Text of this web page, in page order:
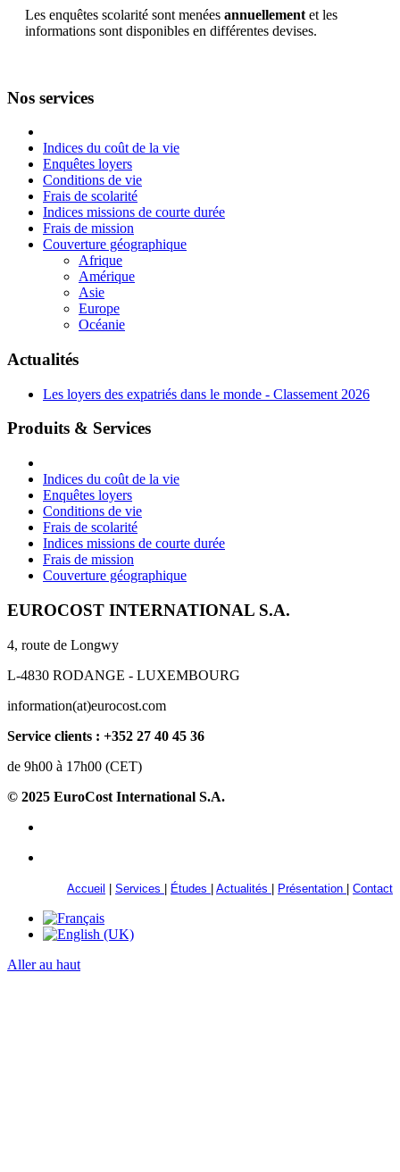
Les enquêtes scolarité sont menées annuellement et les
informations sont disponibles en différentes devises.
Nos services
Indices du coût de la vie
Enquêtes loyers
Conditions de vie
Frais de scolarité
Indices missions de courte durée
Frais de mission
Couverture géographique
Afrique
Amérique
Asie
Europe
Océanie
Actualités
Les loyers des expatriés dans le monde - Classement 2026
Produits & Services
Indices du coût de la vie
Enquêtes loyers
Conditions de vie
Frais de scolarité
Indices missions de courte durée
Frais de mission
Couverture géographique
EUROCOST INTERNATIONAL S.A.
4, route de Longwy
L-4830 RODANGE - LUXEMBOURG
information(at)eurocost.com
Service clients : +352 27 40 45 36
de 9h00 à 17h00 (CET)
© 2025 EuroCost International S.A.
Accueil | Services | Études | Actualités | Présentation | Contact
Aller au haut